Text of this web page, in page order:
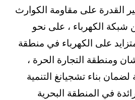
القدرة على مقاومة الكوارث
شبكة الكهرباء ، على نحو
على الكهرباء في منطقة
ومنطقة التجارة الحرة ،
لضمان بناء تشجيانغ التنمية
في المنطقة البحرية